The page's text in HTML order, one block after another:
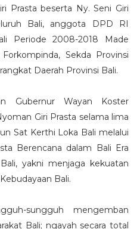
Prasta beserta Ny. Seni Giri
Bali, anggota DPD RI
Periode 2008-2018 Made
Sekda Provinsi
Daerah Provinsi Bali.
Gubernur Wayan Koster
Giri Prasta selama lima
Sat Kerthi Loka Bali melalui
Berencana dalam Bali Era
yakni menjaga kekuatan
Bali.
sungguh mengemban
Bali; ngayah secara total